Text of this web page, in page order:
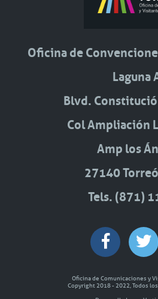
Oficina de
Laguna
Blvd.
Col Ampliación
Amp los
27140
Tels. (871)
Oficina de Comunicaciones y
Copyright 2018 - 2022, Todos